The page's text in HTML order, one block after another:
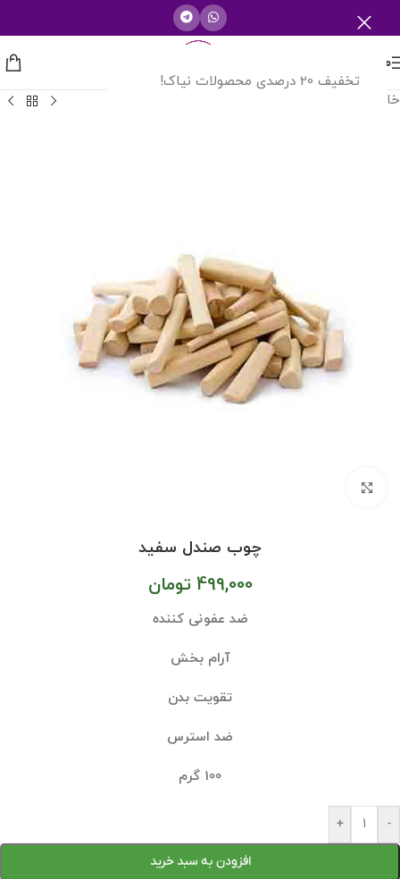
تخفیف 20 درصدی محصولات نیاک!
منو
خانه
چوب صندل سفید
499,000 تومان
ضد عفونی کننده
آرام بخش
تقویت بدن
ضد استرس
100 گرم
-
+
افزودن به سبد خرید